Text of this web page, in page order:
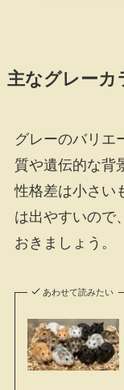
主なグレーカ
グレーのバリエ
質や遺伝的な背
性格差は小さい
は出やすいので
おきましょう。
あわせて読みたい